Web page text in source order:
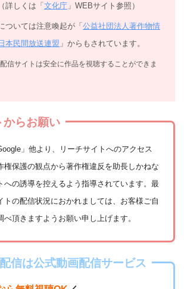
詳しくは「文化庁 」WEBサイト参照）
ついては注意喚起が「公益社団法人著作物情
本民間放送連盟 」からもされています。
信サイトは安全に作品を視聴することができま
からお願い
」他より、リーチサイトへのアクセス
権保護の観点から著作権違反を助長しかねな
への誘導を控えるよう指導されています。最
トの配信状況におかれましては、お客様ご自
べ頂きますようお願い申し上げます。
信は公式動画配信サービス